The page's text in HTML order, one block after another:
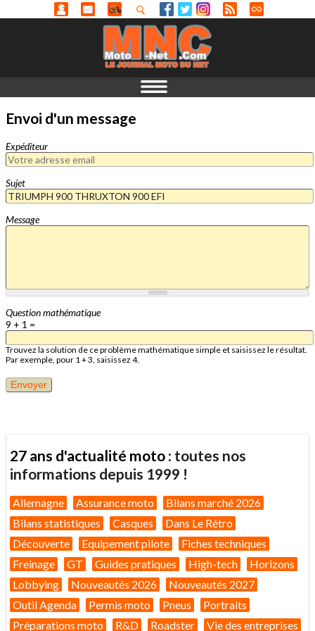
Envoi d'un message
Expéditeur
Sujet
Message
Question mathématique
9 + 1 =
Trouvez la solution de ce problème mathématique simple et saisissez le résultat.
Par exemple, pour 1 + 3, saisissez 4.
27 ans d'actualité moto : toutes nos
informations depuis 1999 !
Allemagne Assurance moto
Bilans marché 2026
Bilans statistiques
Casques
Dans Le Rétro
Découverte
Equipement pilote
Fiches techniques
Freinage
GT Guides pratiques High-tech
Horizons
Lobbying
Nouveautés 2026
Nouveautés 2027
Outil Agenda
Permis moto Pneus
Portraits
Préparations moto
R&D Roadster Vie des entreprises